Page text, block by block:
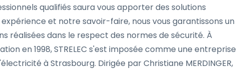
qualifiés saura vous apporter des solutions
et notre savoir-faire, nous vous garantissons un
réalisées dans le respect des normes de sécurité. À
en 1998, STRELEC s'est imposée comme une entreprise
à Strasbourg. Dirigée par Christiane MERDINGER,